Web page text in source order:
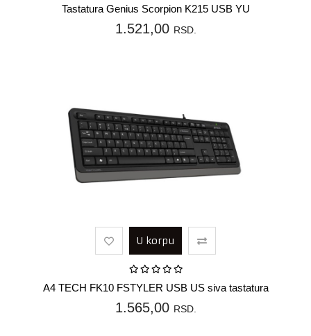
Tastatura Genius Scorpion K215 USB YU
1.521,00 RSD.
U korpu
A4 TECH FK10 FSTYLER USB US siva tastatura
1.565,00 RSD.